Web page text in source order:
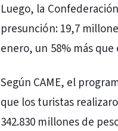
Luego, la
presunción: 19,7
enero, un 58% más
Según CAME, el
que los turistas
342.830 millones de